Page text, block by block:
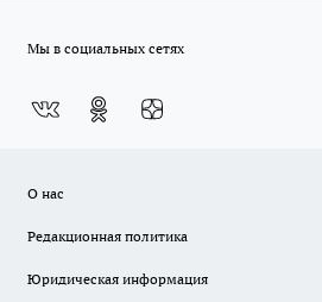
Мы в социальных сетях
О нас
Редакционная политика
Юридическая информация